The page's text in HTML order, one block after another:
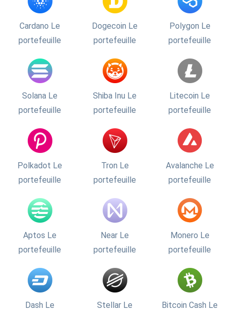
Cardano Le
portefeuille
Dogecoin Le
portefeuille
Polygon Le
portefeuille
Solana Le
portefeuille
Shiba Inu Le
portefeuille
Litecoin Le
portefeuille
Polkadot Le
portefeuille
Tron Le
portefeuille
Avalanche Le
portefeuille
Aptos Le
portefeuille
Near Le
portefeuille
Monero Le
portefeuille
Dash Le
Stellar Le
Bitcoin Cash Le